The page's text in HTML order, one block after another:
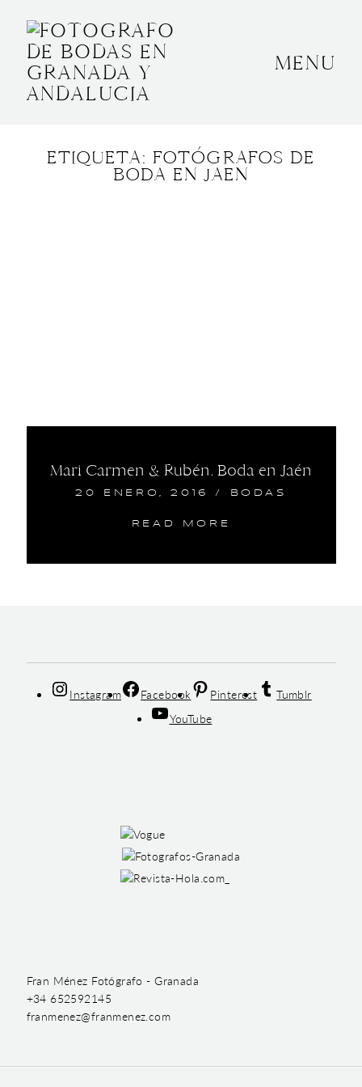
MENU
ETIQUETA: FOTÓGRAFOS DE
BODA EN JAEN
Mari Carmen & Rubén. Boda en Jaén
20 ENERO, 2016 / BODAS
READ MORE
BODAS
Instagram Facebook Pinterest
Tumblr
YouTube
Fran Ménez Fotógrafo - Granada
+34 652592145
franmenez@franmenez.com